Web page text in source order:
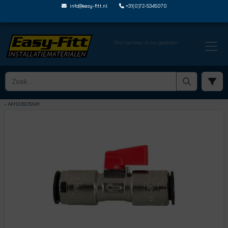
info@easy-fitt.nl +31(0)72-5345070
Ons kantoor is nu gesloten
HOME › KOGELKRANEN › KOGELKRANEN MET JOHN GUEST STEEKVERBINDING
› AM106015NR